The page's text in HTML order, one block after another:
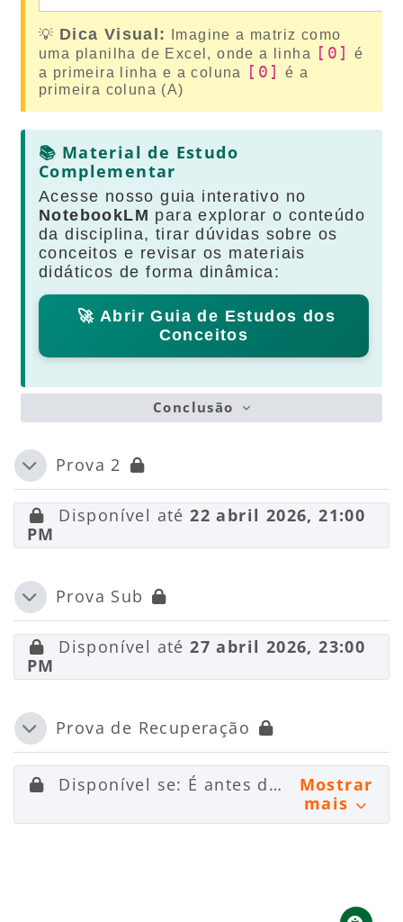
Conclusão
💡 Dica Visual:
Imagine a matriz como
uma planilha de Excel, onde a linha
[0]
é
a primeira linha e a coluna
[0]
é a
primeira coluna (A)
📚 Material de Estudo
Complementar
Acesse nosso guia interativo no
NotebookLM para explorar o conteúdo
da disciplina, tirar dúvidas sobre os
conceitos e revisar os materiais
didáticos de forma dinâmica:
🚀 Abrir Guia de Estudos dos
Conceitos
Contrair
Prova 2
Disponível até22 abril 2026, 21:00
PM
ContrairProva Sub
Disponível até27 abril 2026, 23:00
PM
ContrairProva de Recuperação
Mostrar
mais
Disponível se: É antes de 4 maio